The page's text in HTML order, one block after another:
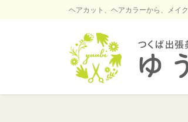
ヘアカット、ヘアカラーから、メイ